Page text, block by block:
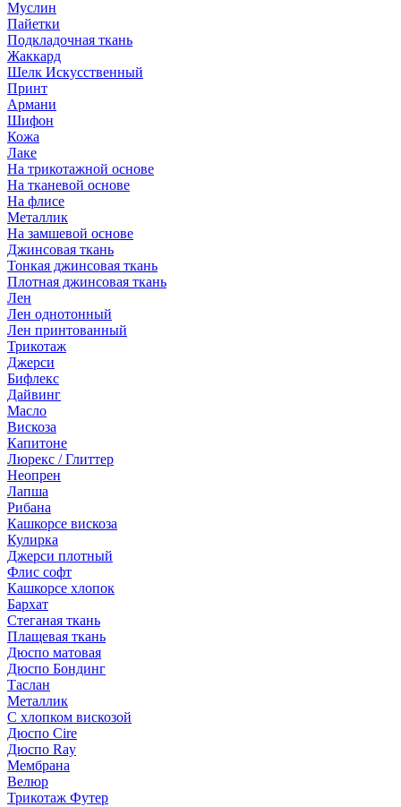
Муслин
Пайетки
Подкладочная ткань
Жаккард
Шелк Искусственный
Принт
Армани
Шифон
Кожа
Лаке
На трикотажной основе
На тканевой основе
На флисе
Металлик
На замшевой основе
Джинсовая ткань
Тонкая джинсовая ткань
Плотная джинсовая ткань
Лен
Лен однотонный
Лен принтованный
Трикотаж
Джерси
Бифлекс
Дайвинг
Масло
Вискоза
Капитоне
Люрекс / Глиттер
Неопрен
Лапша
Рибана
Кашкорсе вискоза
Кулирка
Джерси плотный
Флис софт
Кашкорсе хлопок
Бархат
Стеганая ткань
Плащевая ткань
Дюспо матовая
Дюспо Бондинг
Таслан
Металлик
С хлопком вискозой
Дюспо Cire
Дюспо Ray
Мембрана
Велюр
Трикотаж Футер